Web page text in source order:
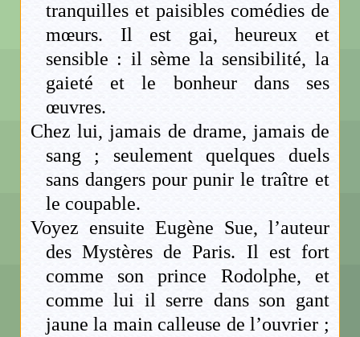
tranquilles et paisibles comédies de
mœurs. Il est gai, heureux et
sensible : il sème la sensibilité, la
gaieté et le bonheur dans ses
œuvres.
Chez lui, jamais de drame, jamais de
sang ; seulement quelques duels
sans dangers pour punir le traître et
le coupable.
Voyez ensuite Eugène Sue, l’auteur
des Mystères de Paris. Il est fort
comme son prince Rodolphe, et
comme lui il serre dans son gant
jaune la main calleuse de l’ouvrier ;